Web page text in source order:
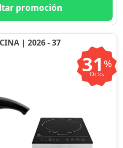
promoción
| 2026 - 37
31 %
Dcto.